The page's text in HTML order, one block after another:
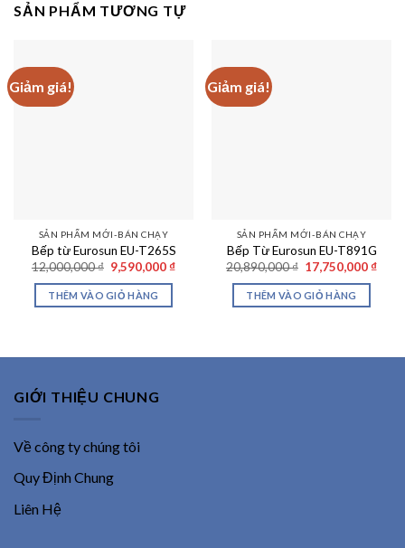
SẢN PHẨM TƯƠNG TỰ
Giảm giá!
SẢN PHẨM MỚI-BÁN CHẠY
Bếp từ Eurosun EU-T265S
12,000,000₫ Giá
gốc
là:
12,000,000 ₫.
9,590,000 ₫Giá
THÊM VÀO GIỎ HÀNG
Giảm giá!
SẢN PHẨM MỚI-BÁN CHẠY
Bếp Từ Eurosun EU-T891G
20,890,000₫ Giá
gốc
là:
20,890,000 ₫.
17,750,000 ₫Giá
THÊM VÀO GIỎ HÀNG
GIỚI THIỆU CHUNG
Về công ty chúng tôi
Quy Định Chung
Liên Hệ